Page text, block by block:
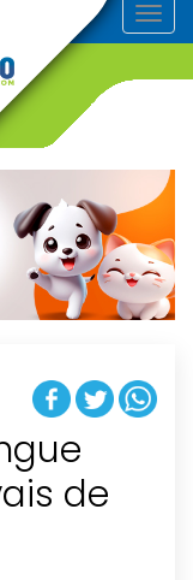
T
o
v
g
t
i
o
n
de